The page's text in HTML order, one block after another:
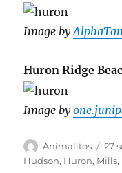
Image by
Huron Ridge
Image by
Autor
Animalitos
el
27
Hudson, Huron, Mills,